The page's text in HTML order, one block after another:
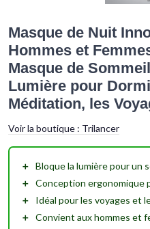
Masque de Nuit
Hommes et
Masque de
Lumière pour
Méditation, les
Voir la boutique : Trilancer
＋ Bloque la lumièrepour un
＋ Conception ergonomique
＋
Idéal pour les voyages et
＋ Convient aux hommes et